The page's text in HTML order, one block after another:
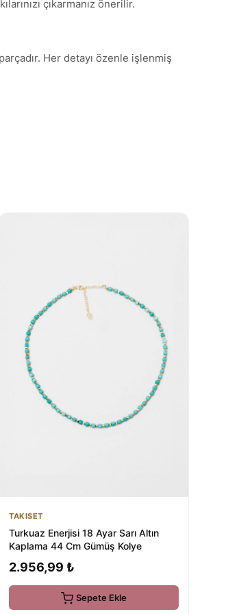
çıkarmanız önerilir.
Her detayı özenle işlenmiş
TAKISET
Turkuaz Enerjisi 18 Ayar Sarı Altın
Kaplama 44 Cm Gümüş Kolye
2.956,99 ₺
Sepete Ekle